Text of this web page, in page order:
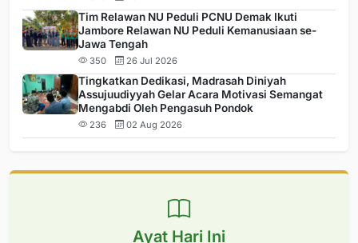
Tim Relawan NU Peduli PCNU Demak Ikuti
Jambore Relawan NU Peduli Kemanusiaan se-
Jawa Tengah
350 26 Jul 2026
Tingkatkan Dedikasi, Madrasah Diniyah
Assujuudiyyah Gelar Acara Motivasi Semangat
Mengabdi Oleh Pengasuh Pondok
236 02 Aug 2026
Ayat Hari Ini